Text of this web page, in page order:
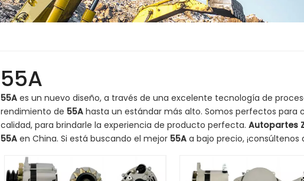
55A
55A es un nuevo diseño, a través de una excelente tecnología de
rendimiento de 55A hasta un estándar más alto. Somos perfectos para
calidad, para brindarle la experiencia de producto perfecta. Autopartes
55A en China. Si está buscando el mejor 55A a bajo precio, ¡consúltenos